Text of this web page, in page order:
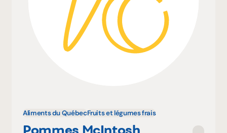
Aliments du QuébecFruits et légumes frais
Pommes McIntosh